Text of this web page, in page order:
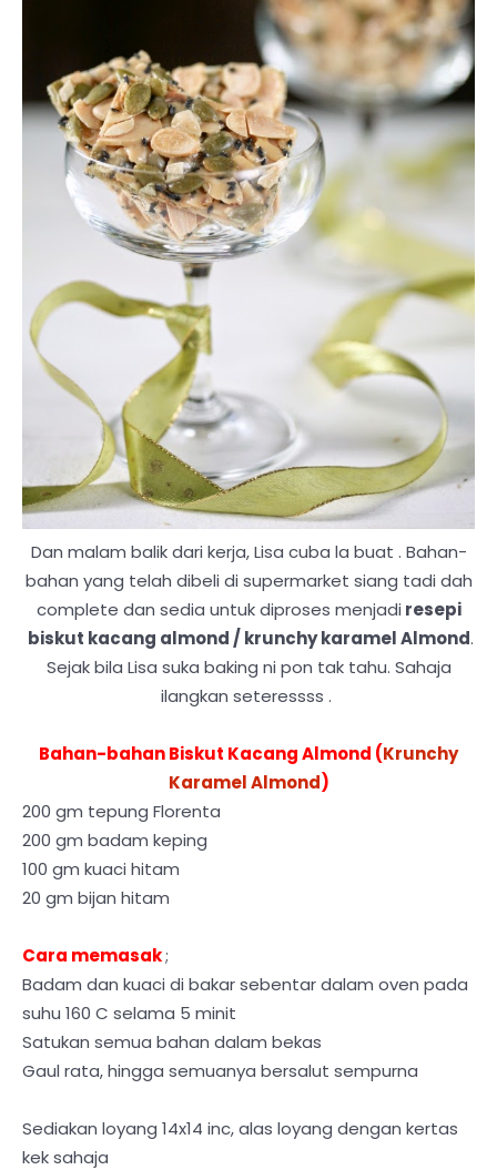
Dan malam balik dari kerja, Lisa cuba la buat . Bahan-
bahan yang telah dibeli di supermarket siang tadi dah
complete dan sedia untuk diproses menjadi resepi
biskut kacang almond / krunchy karamel Almond.
Sejak bila Lisa suka baking ni pon tak tahu. Sahaja
ilangkan seteressss .
Bahan-bahan Biskut Kacang Almond (Krunchy
Karamel Almond)
200 gm tepung Florenta
200 gm badam keping
100 gm kuaci hitam
20 gm bijan hitam
Cara memasak;
Badam dan kuaci di bakar sebentar dalam oven pada
suhu 160 C selama 5 minit
Satukan semua bahan dalam bekas
Gaul rata, hingga semuanya bersalut sempurna
Sediakan loyang 14x14 inc, alas loyang dengan kertas
kek sahaja